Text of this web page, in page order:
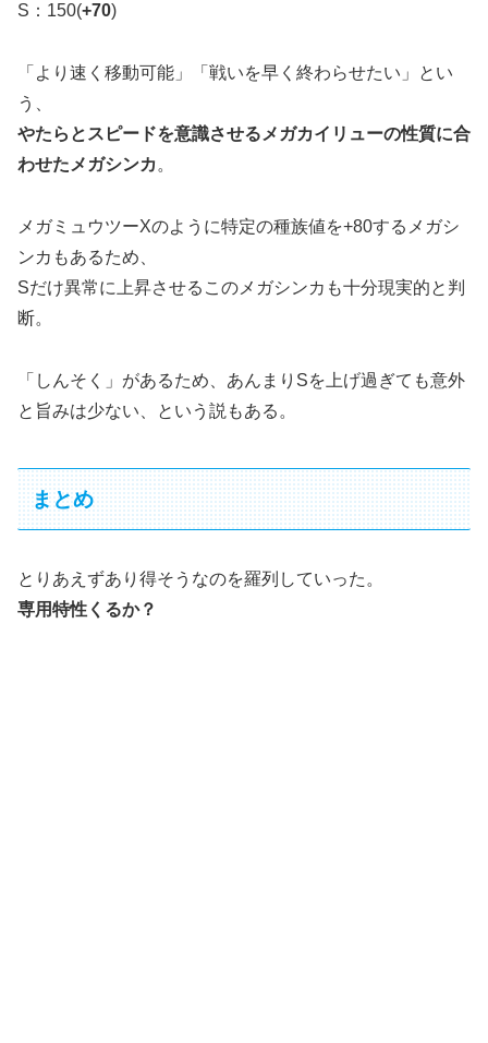
S：150(+70)
「より速く移動可能」「戦いを早く終わらせたい」とい
う、
やたらとスピードを意識させるメガカイリューの性質に合
わせたメガシンカ 。
メガミュウツーXのように特定の種族値を+80するメガシ
ンカもあるため、
Sだけ異常に上昇させるこのメガシンカも十分現実的と判
断。
「しんそく」があるため、あんまりSを上げ過ぎても意外
と旨みは少ない、という説もある。
まとめ
とりあえずあり得そうなのを羅列していった。
専用特性くるか？